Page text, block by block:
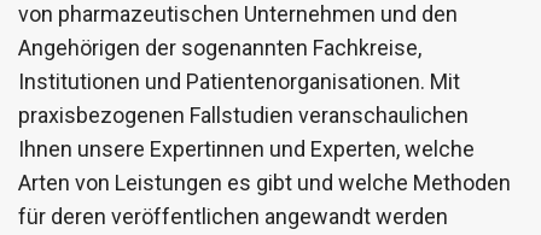
von pharmazeutischen Unternehmen und den
Angehörigen der sogenannten Fachkreise,
Institutionen und Patientenorganisationen. Mit
praxisbezogenen Fallstudien veranschaulichen
Ihnen unsere Expertinnen und Experten, welche
Arten von Leistungen es gibt und welche Methoden
für deren veröffentlichen angewandt werden